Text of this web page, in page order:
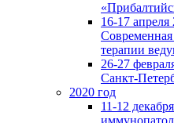
16-17 апреля
Современная
терапии
26-27
Санкт-
2020 год
11-12